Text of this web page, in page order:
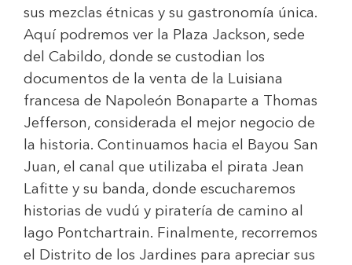
sus mezclas étnicas y su gastronomía única.
Aquí podremos ver la Plaza Jackson, sede
del Cabildo, donde se custodian los
documentos de la venta de la Luisiana
francesa de Napoleón Bonaparte a Thomas
Jefferson, considerada el mejor negocio de
la historia. Continuamos hacia el Bayou San
Juan, el canal que utilizaba el pirata Jean
Lafitte y su banda, donde escucharemos
historias de vudú y piratería de camino al
lago Pontchartrain. Finalmente, recorremos
el Distrito de los Jardines para apreciar sus